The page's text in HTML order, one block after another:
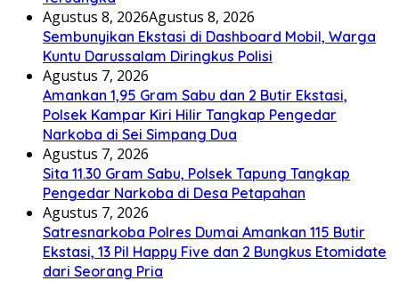
Agustus 8, 2026Agustus 8, 2026
Sembunyikan Ekstasi di Dashboard Mobil, Warga
Kuntu Darussalam Diringkus Polisi
Agustus 7, 2026
Amankan 1,95 Gram Sabu dan 2 Butir Ekstasi,
Polsek Kampar Kiri Hilir Tangkap Pengedar
Narkoba di Sei Simpang Dua
Agustus 7, 2026
Sita 11.30 Gram Sabu, Polsek Tapung Tangkap
Pengedar Narkoba di Desa Petapahan
Agustus 7, 2026
Satresnarkoba Polres Dumai Amankan 115 Butir
Ekstasi, 13 Pil Happy Five dan 2 Bungkus Etomidate
dari Seorang Pria